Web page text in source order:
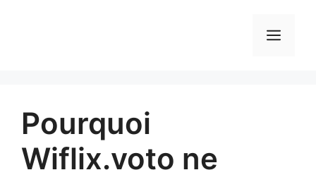
Pourquoi
Wiflix.voto ne